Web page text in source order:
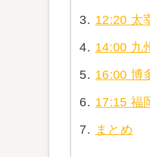
3. 12:20 太
4. 14:00 九
5. 16:00 博
6. 17:15 福
7. まとめ